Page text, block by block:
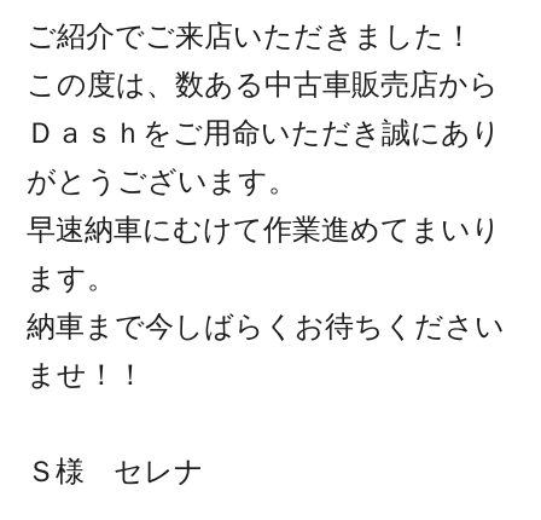
ご紹介でご来店いただきました！
この度は、数ある中古車販売店から
Ｄａｓｈをご用命いただき誠にあり
がとうございます。
早速納車にむけて作業進めてまいり
ます。
納車まで今しばらくお待ちください
ませ！！
Ｓ様 セレナ